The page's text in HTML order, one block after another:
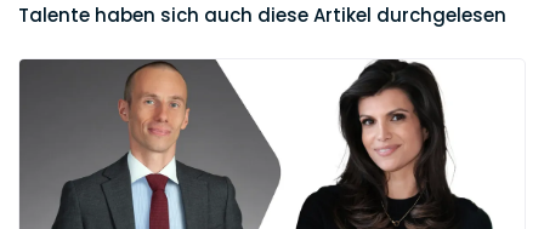
Talente haben sich auch diese Artikel durchgelesen